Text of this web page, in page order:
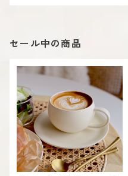
セール中の商品